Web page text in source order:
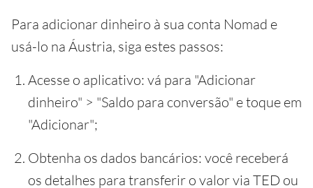
Para adicionar dinheiro à sua conta Nomad e
usá-lo na Áustria, siga estes passos:
Acesse o aplicativo: vá para "Adicionar
dinheiro" > "Saldo para conversão" e toque em
"Adicionar";
Obtenha os dados bancários: você receberá
os detalhes para transferir o valor via TED ou